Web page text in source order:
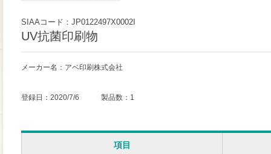
SIAAコード：JP0122497X0002I
UV抗菌印刷物
メーカー名：アベ印刷株式会社
登録日：2020/7/6 製品数：1
項目